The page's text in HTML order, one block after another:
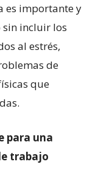
es importante y
sin incluir los
al estrés,
de
que
para una
trabajo